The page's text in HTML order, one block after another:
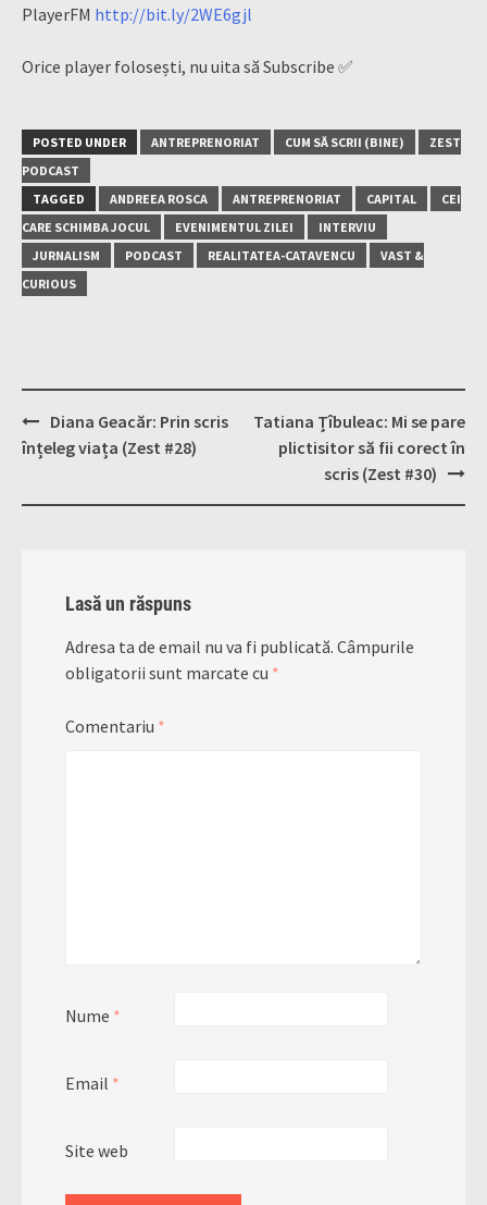
PlayerFM http://bit.ly/2WE6gjl
Orice player folosești, nu uita să Subscribe ✅
POSTED UNDER ANTREPRENORIAT CUM SĂ SCRII (BINE)
ZEST
PODCAST
TAGGED
ANDREEA ROSCA ANTREPRENORIAT CAPITAL
CEI
CARE SCHIMBA JOCUL
EVENIMENTUL ZILEI
INTERVIU
JURNALISM
PODCAST REALITATEA-CATAVENCU
VAST &
CURIOUS
Post
navigation
Diana Geacăr: Prin scris
înțeleg viața (Zest #28)
Tatiana Țîbuleac: Mi se pare
plictisitor să fii corect în
scris (Zest #30)
Lasă un răspuns
Adresa ta de email nu va fi publicată. Câmpurile
obligatorii sunt marcate cu *
Comentariu *
Nume *
Email *
Site web